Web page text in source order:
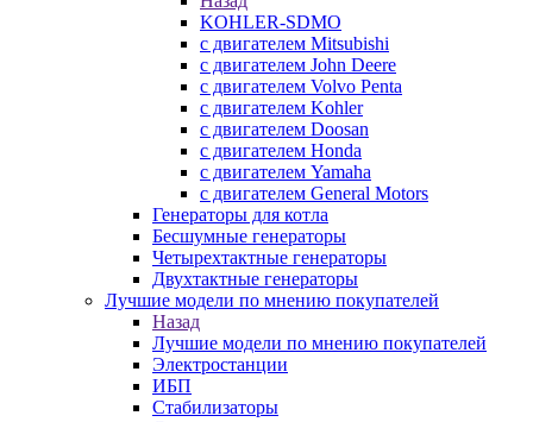
KOHLER-SDMO
с двигателем Mitsubishi
с двигателем John Deere
с двигателем Volvo Penta
с двигателем Kohler
с двигателем Doosan
с двигателем Honda
с двигателем Yamaha
с двигателем General Motors
Генераторы для котла
Бесшумные генераторы
Четырехтактные генераторы
Двухтактные генераторы
Лучшие модели по мнению покупателей
Назад
Лучшие модели по мнению покупателей
Электростанции
ИБП
Стабилизаторы